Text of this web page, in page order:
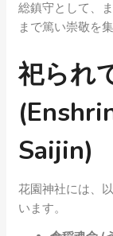
総鎮守として、
まで篤い崇敬を
祀られ
Saijin)
花園神社には、
います。